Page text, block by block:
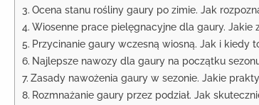
Ocena stanu rośliny gaury po zimie. Jak
Wiosenne prace pielęgnacyjne dla gaury.
Przycinanie gaury wczesną wiosną. Jak i kiedy
Najlepsze nawozy dla gaury na początku
Zasady nawożenia gaury w sezonie. Jakie
Rozmnażanie gaury przez podział. Jak